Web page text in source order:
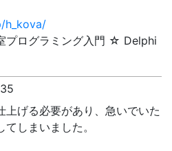
h_kova/
プログラミング入門 ☆ Delphi
上げる必要があり、急いでいた
しまいました。